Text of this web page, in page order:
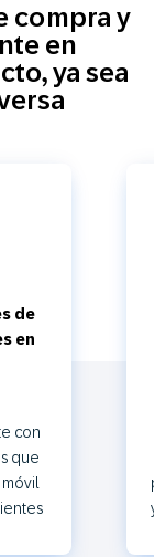
compra y
en
ya sea
de